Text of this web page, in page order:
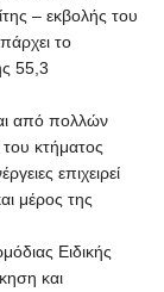
– εκβολής του
το
55,3
από πολλών
του κτήματος
επιχειρεί
μέρος της
Ειδικής
και